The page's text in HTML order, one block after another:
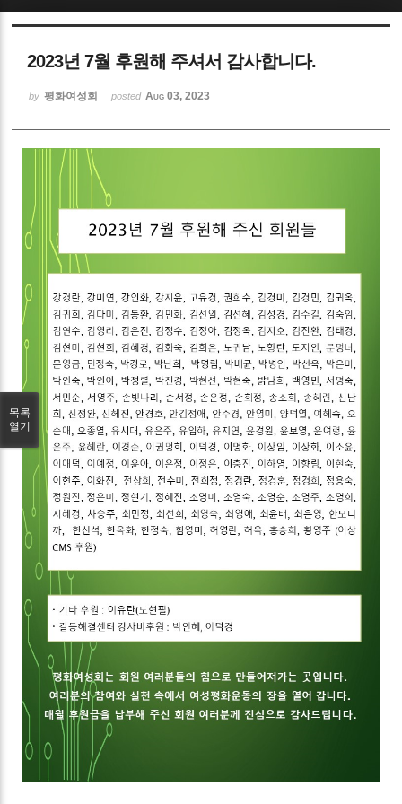
2023년 7월 후원해 주셔서 감사합니다.
by 평화여성회 posted Aug 03, 2023
목록
열기
Sketchbook5, 스케치북5
Sketchbook5, 스케치북5